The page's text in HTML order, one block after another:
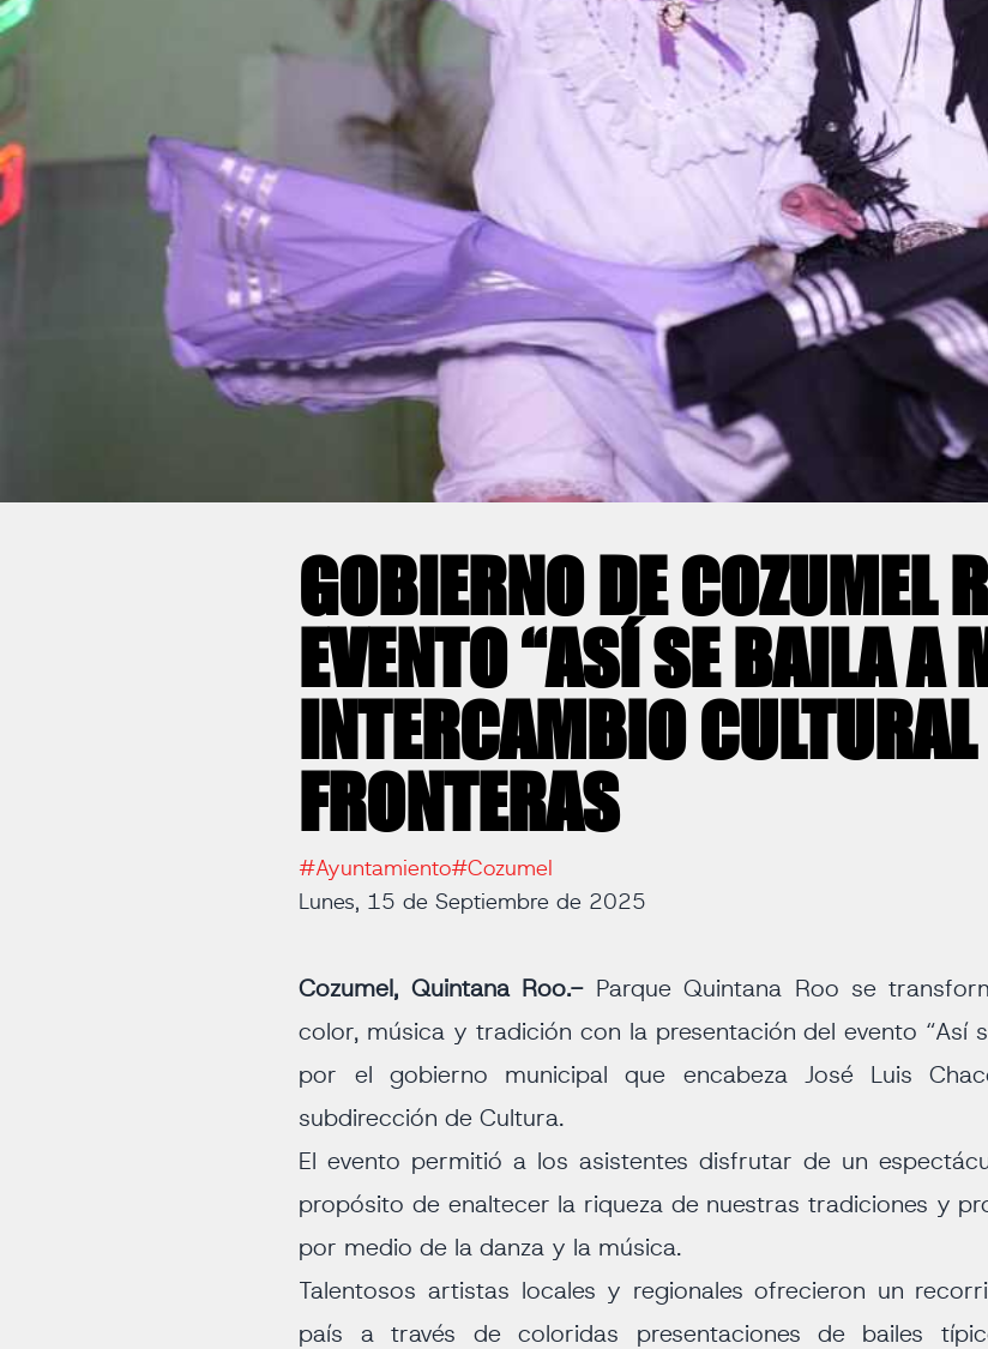
GOBIERNO DE COZUMEL
EVENTO “ASÍ SE BAILA A
INTERCAMBIO
FRONTERAS
#Ayuntamiento#Cozumel
Lunes, 15 de Septiembre de 2025
Cozumel, Quintana Roo.-Parque Quintana Roo se
color, música y tradición con la presentación del evento “Así
por el gobierno municipal que encabeza José Luis
subdirección de Cultura.
El evento permitió a los asistentes disfrutar de un
propósito de enaltecer la riqueza de nuestras tradiciones y
por medio de la danza y la música.
Talentosos artistas locales y regionales ofrecieron un
país a través de coloridas presentaciones de bailes